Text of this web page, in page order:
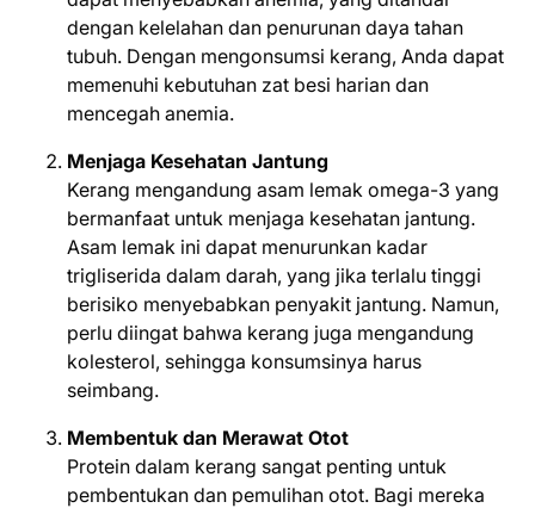
dengan kelelahan dan penurunan daya tahan
tubuh. Dengan mengonsumsi kerang, Anda dapat
memenuhi kebutuhan zat besi harian dan
mencegah anemia.
Menjaga Kesehatan Jantung
Kerang mengandung asam lemak omega-3 yang
bermanfaat untuk menjaga kesehatan jantung.
Asam lemak ini dapat menurunkan kadar
trigliserida dalam darah, yang jika terlalu tinggi
berisiko menyebabkan penyakit jantung. Namun,
perlu diingat bahwa kerang juga mengandung
kolesterol, sehingga konsumsinya harus
seimbang.
Membentuk dan Merawat Otot
Protein dalam kerang sangat penting untuk
pembentukan dan pemulihan otot. Bagi mereka